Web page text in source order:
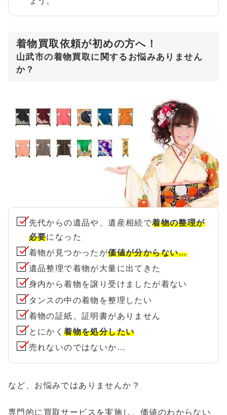
着物買取依頼が初めの方へ！
山武市の着物買取に関するお悩みありません
か？
先代からの遺品や、遺産相続で着物の整理が
必要になった
着物が見つかったが価値が分からない…
遺品整理で着物が大量に出てきた
身内から着物を譲り受けましたが着ない
タンスの中の着物を整理したい
着物の証紙、証明書がありません
とにかく着物を処分したい
売れないのではないか…
など、お悩みではありませんか？
専門的に買取サービスを実施し、価値のわからない